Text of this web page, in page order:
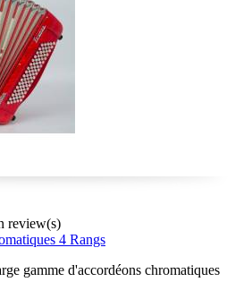
review(s)
4 Rangs
gamme d'accordéons chromatiques